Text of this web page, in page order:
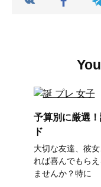
予算別に厳選
ド
大切な友達、彼
れば喜んでもら
ませんか？特に